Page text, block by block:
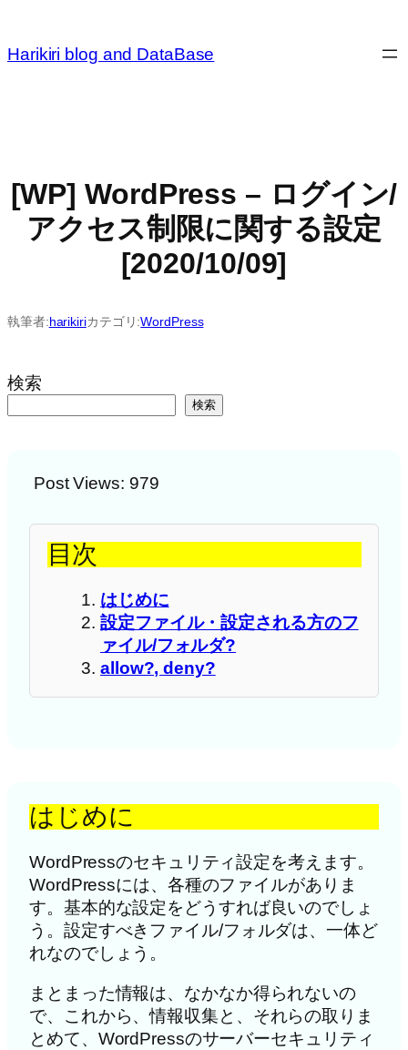
を
Harikiri blog and DataBase
[WP] WordPress – ログイン/
アクセス制限に関する設定
[2020/10/09]
執筆者:harikiriカテゴリ:WordPress
検索
検索
Post Views: 979
目次
はじめに
設定ファイル・設定される方のフ
ァイル/フォルダ?
allow?, deny?
はじめに
WordPressのセキュリティ設定を考えます。
WordPressには、各種のファイルがありま
す。基本的な設定をどうすれば良いのでしょ
う。設定すべきファイル/フォルダは、一体ど
れなのでしょう。
まとまった情報は、なかなか得られないの
で、これから、情報収集と、それらの取りま
とめて、WordPressのサーバーセキュリティ